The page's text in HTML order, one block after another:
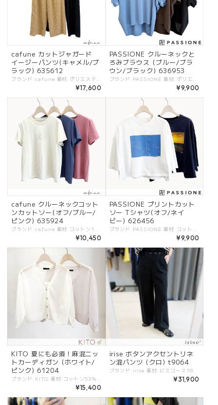
cafune カットジャガード
イージーパンツ(キャメル/ブ
ラック) 635612
ブランド:cafune 素材:ポリエステル100%. (裏)ポリエステル100%. カラー:・キャメル ・ブラック サイズ:[38]. W:68cm/H:109cm/股上:30.3cm/股下:68cm/もも周:70.7cm/裾幅:26.5cm/ - 幾何学柄のカットジャガードイージーパンツ。 魅力的なデザインとシアー感のある素材で気軽に合わせて楽しめるパンツ。 シアー感ある素材もしっかり裏地付きで安心です。 シンプルなトップスをはじめ着回し力抜群のアイテム。 #cafune #カフネ #ROBE #ローブ -cafune- トレンド感を軸にアクセントの効いたデザインと、ベーシックなバランスがポイントのブランド ※商品カラーは撮影時の光や閲覧環境によって、実際の商品と若干異なる場合がございます。 ※平置き採寸となりますので、多少の誤差が生じる場合がございます。 ※タグ記載の注意事項、洗濯表示を必ずお読みください。 ☆その他気になる点はお気軽にご連絡ください☆ cafune-635612
¥17,600
PASSIONE クルーネックと
ろみブラウス (ブルー/ブラ
ウン/ブラック) 636953
ブランド:PASSIONE 素材:ポリエステル100%. カラー:・ブルー ・ブラウン ・ブラック サイズ:[38].裄丈:47.5cm/バスト:165cm/着丈:66.8cm/ - とろみのある落ち感がキレイなブラウス。 さらりとした着心地がポイント。 キレイめにお仕事からデイリーにも気軽に着たくなるデザイン、シルエット。 #PASSIONE #パシオーネ #ROBE #ローブ -PASSIONE- トレンド感を軸にアクセントの効いたデザインと、ベーシックなバランスがポイントのブランド ※商品カラーは撮影時の光や閲覧環境によって、実際の商品と若干異なる場合がございます。 ※平置き採寸となりますので、多少の誤差が生じる場合がございます。 ※タグ記載の注意事項、洗濯表示を必ずお読みください。 ☆その他気になる点はお気軽にご連絡ください☆ passione-626991
¥9,900
cafune クルーネックコット
ンカットソー(オフ/ブルー/
ピンク) 635924
¥10,450
PASSIONE プリントカット
ソー Tシャツ(オフ/ネイ
ビー) 626456
¥9,900
KITO 夏にも必須！麻混ニッ
トカーディガン (ホワイト/
ピンク) 61204
ブランド:KITO 素材:コットン53%,ポリエステル25%,麻22%. カラー:ホワイト/ピンク サイズ:[2].裄丈:60cm/着丈:45cm/身幅:50cm/ - 麻混のニットカーディガン。 夏にも使いやすい清涼感ある素材。 ７分袖丈に短め丈が使いやすく、どんなスタイルにも合わせやすいのがポイント。 ワンピースにもボレロ感覚で羽織れます。 ホワイトと淡いピンクの２色。 #KITO #ケイト -KITO- KITO/ケイトはこだわりの糸と製法でつくられるニットブランド。 オンオフで楽しめるシンプルなシルエットに、アクセントの効いたデザインのアイテムが揃います。 ※商品カラーは撮影時の光や閲覧環境によって、実際の商品と若干異なる場合がございます。 ※平置き採寸となりますので、多少の誤差が生じる場合がございます。 ※タグ記載の注意事項、洗濯表示を必ずお読みください。 ☆その他気になる点はお気軽にご連絡ください。
¥15,400
irise ボタンアクセントリネ
ン混パンツ (クロ) t9064
ブランド:irise 素材:ビスコース78%,リネン22%. カラー:クロ サイズ:[S].W:64-73cm/H:98cm/股上:32cm/股下:68cm/もも周:62cm/ - リネン混の清涼感あるパンツ。 フロントはボタンデザインがアクセントになっています。 キレイなシルエットでオンオフ問わずに大人のかっこいいスタイルを引き立てます。 #irise #イリゼ -irise- iriseとはフランス語で『虹色の』という意味。 感度の高い大人の女性の心を掴むリアルクローズを提案。 選び抜かれた上質な素材、上品で美しいシルエットは仕事から日常着まで幅広く使えます。大人のデイリークローズとして高い実用性とデザイン性で人気のブランド！ -------------- ※商品カラーは撮影時の光や閲覧環境によって、実際の商品と若干異なる場合がございます。 ※平置き採寸となりますので、多少の誤差が生じる場合がございます。(ニットなど製品上、伸縮性があるものも伸ばさずに計測) ※タグ記載の注意事項、洗濯表示を必ずお読みください。 ☆その他気になる点はお気軽にご連絡ください☆ irise-t9064
¥31,900